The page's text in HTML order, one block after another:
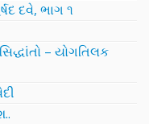
દવે, ભાગ ૧
– યોગતિલક